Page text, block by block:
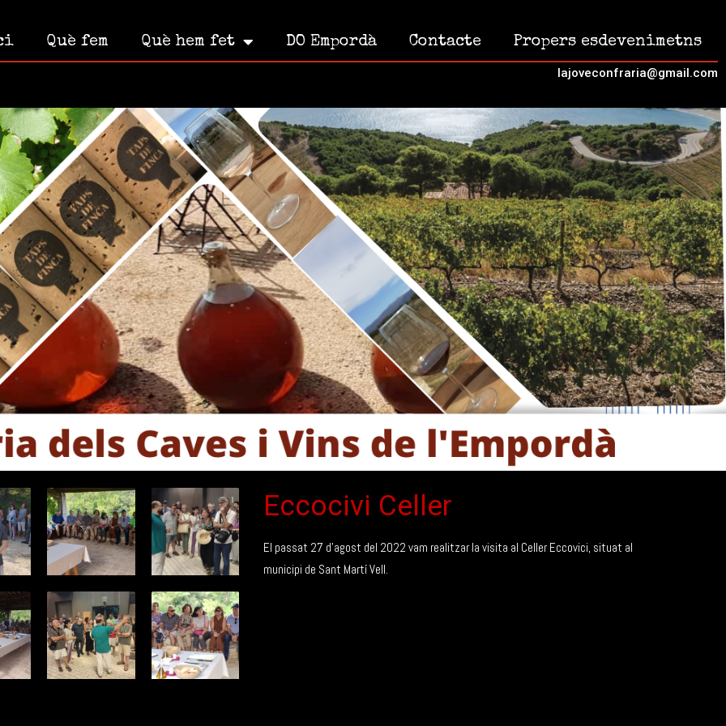
Què fem Què hem fet DO Empordà Contacte Propers esdevenimetns
lajoveconfraria@gmail.com
Eccocivi Celler
El passat 27 d’agost del 2022 vam realitzar la visita al Celler Eccovici, situat al
municipi de Sant Martí Vell.